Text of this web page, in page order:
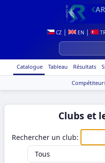
CZ| EN |
Catalogue Tableau Résultats
Clubs et
Rechercher un club: